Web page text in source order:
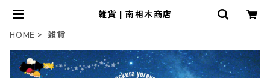
雑貨 | 南相木商店
HOME
雑貨